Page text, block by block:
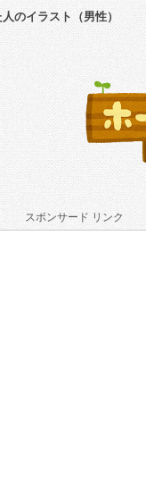
のイラスト（男性）
スポンサード リンク